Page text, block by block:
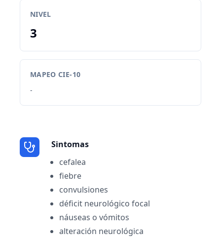
NIVEL
3
MAPEO CIE-10
-
Sintomas
cefalea
fiebre
convulsiones
déficit neurológico focal
náuseas o vómitos
alteración neurológica